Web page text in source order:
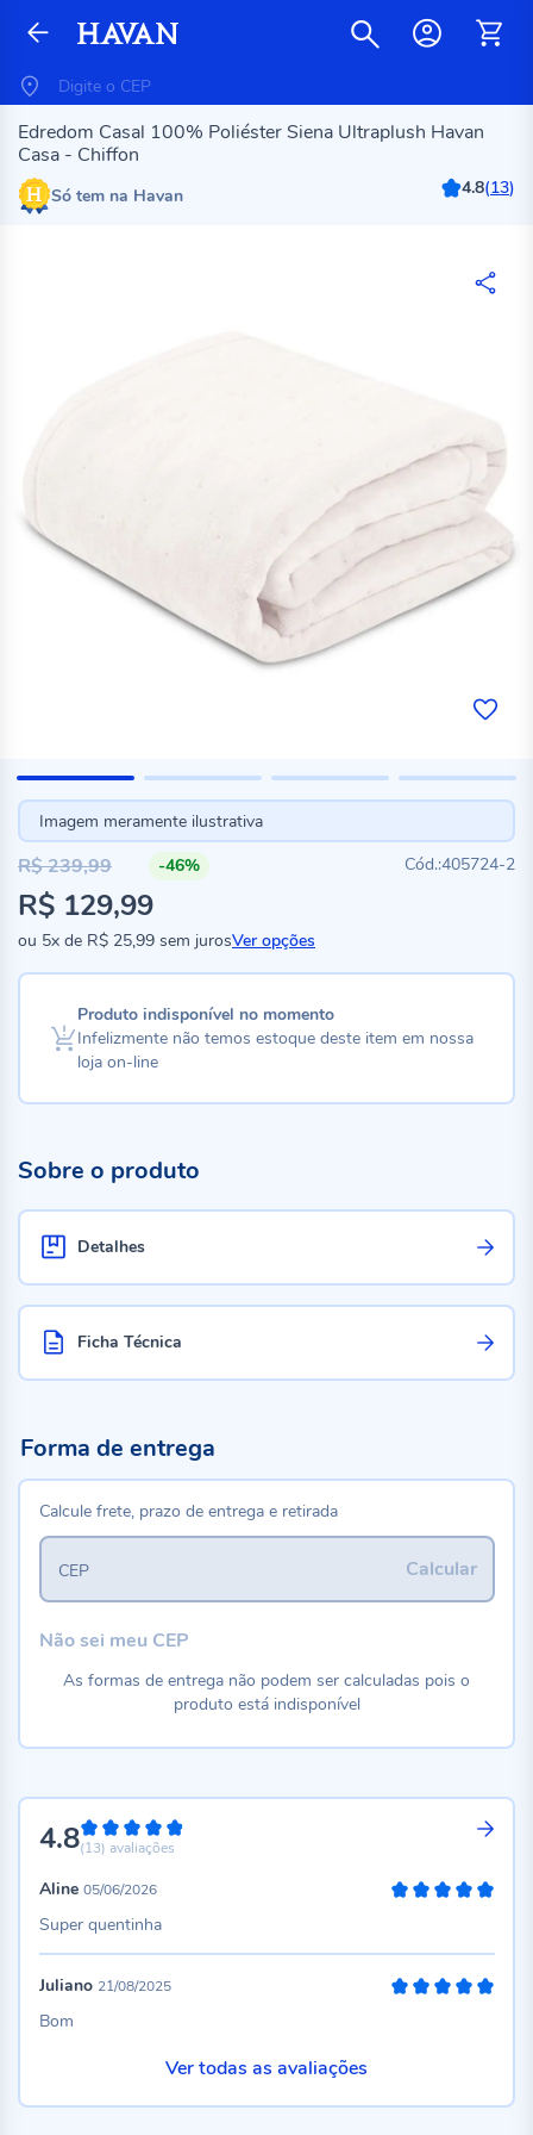
Edredom Casal 100% Poliéster Siena Ultraplush Havan
Casa - Chiffon
Só tem na Havan 4.8(13)
Imagem meramente ilustrativa
-46%
405724-2
Preço
especial
R$ 129,99
R$ 239,99
ou 5x de R$ 25,99 sem jurosVer opções
Produto indisponível no momento
Infelizmente não temos estoque deste item em nossa
loja on-line
Sobre o produto
Detalhes
Ficha Técnica
4.896%
(13) avaliações
Aline 05/06/2026
Super quentinha
Juliano 21/08/2025
Bom
Ver todas as avaliações
Forma de entrega
Calcule frete, prazo de entrega e retirada
Calcular
CEP
Não sei meu CEP
As formas de entrega não podem ser calculadas pois o
produto está indisponível